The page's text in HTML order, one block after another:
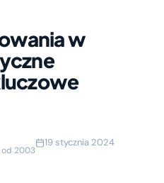
w
od 2003
19 stycznia 2024